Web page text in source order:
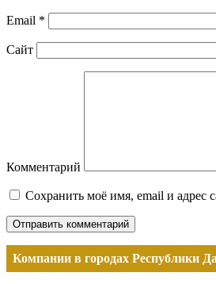
Email *
Сайт
Комментарий
Сохранить моё имя, email и адрес
Компании в городах Республики